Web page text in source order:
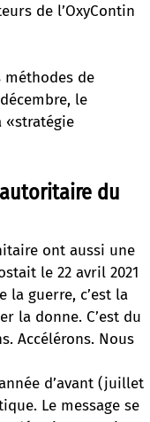
de l’OxyContin
méthodes de
le
«stratégie
du
ont aussi une
le 22 avril 2021
la guerre, c’est la
la donne. C’est du
Accélérons. Nous
d’avant (juillet
Le message se